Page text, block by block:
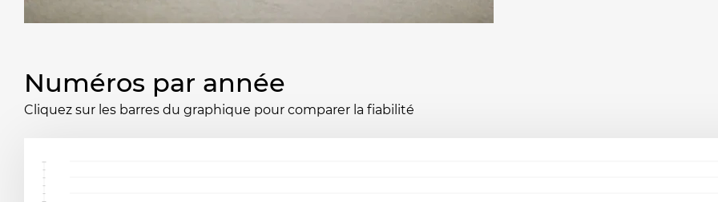
Numéros par année
Cliquez sur les barres du graphique pour comparer la fiabilité